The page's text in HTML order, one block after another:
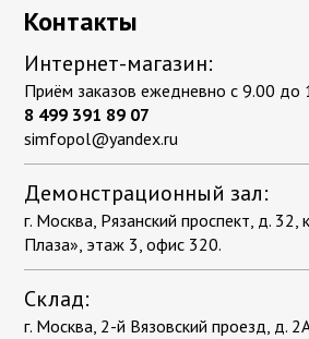
Контакты
Интернет-магазин:
Приём заказов ежедневно с 9.00 до
8 499 391 89 07
simfopol@yandex.ru
Демонстрационный зал:
г. Москва, Рязанский проспект, д. 32,
Плаза», этаж 3, офис 320.
Склад:
г. Москва, 2-й Вязовский проезд, д.